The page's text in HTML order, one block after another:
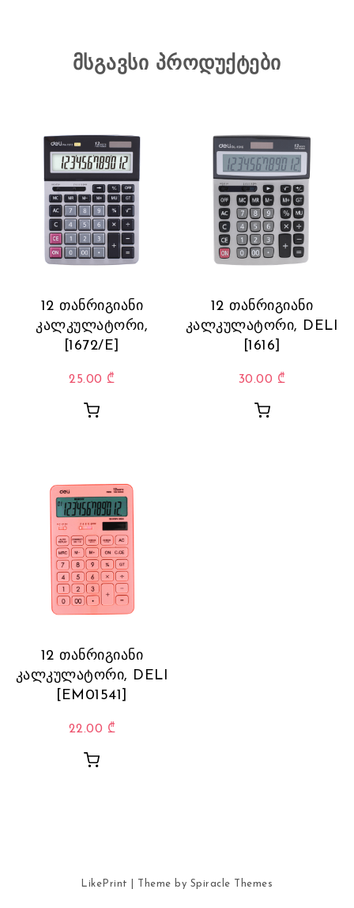
მსგავსი პროდუქტები
12 თანრიგიანი
კალკულატორი,
[1672/E]
25.00 ₾
12 თანრიგიანი
კალკულატორი, DELI
[1616]
30.00 ₾
12 თანრიგიანი
კალკულატორი, DELI
[EM01541]
22.00 ₾
LikePrint | Theme by Spiracle Themes